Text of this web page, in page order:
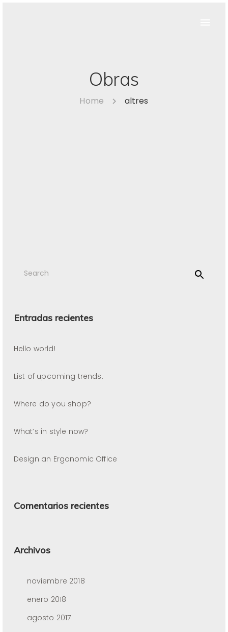
Obras
Home altres
Entradas recientes
Hello world!
List of upcoming trends.
Where do you shop?
What’s in style now?
Design an Ergonomic Office
Comentarios recientes
Archivos
noviembre 2018
enero 2018
agosto 2017